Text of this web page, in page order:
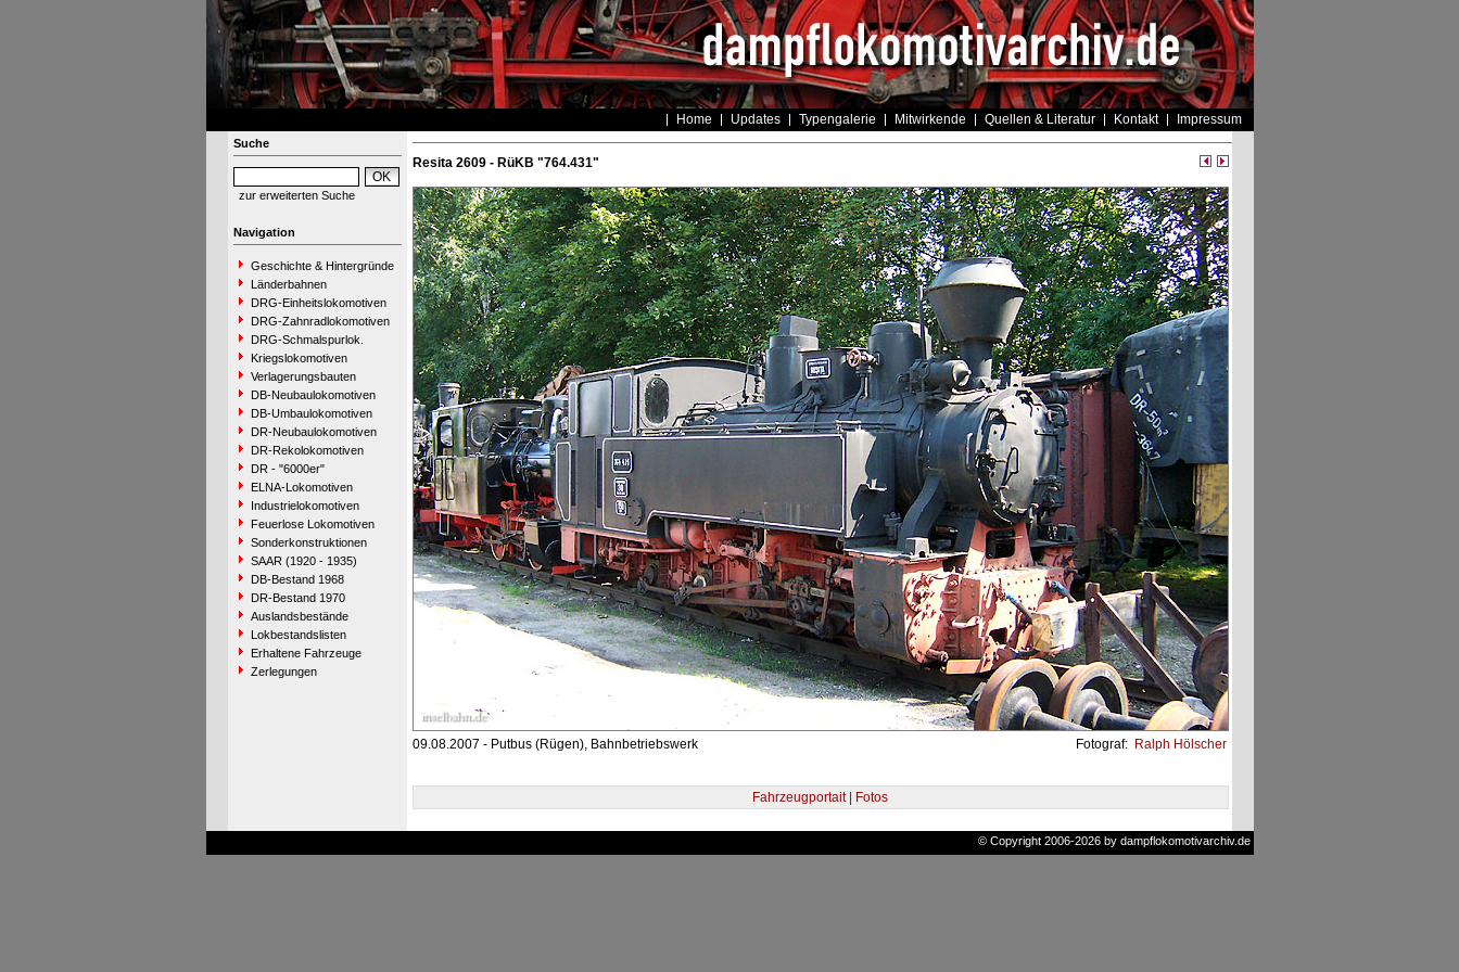
Home Updates Typengalerie Mitwirkende Quellen & Literatur Kontakt Impressum
Suche
zur erweiterten Suche
Navigation
Geschichte & Hintergründe
Länderbahnen
DRG-Einheitslokomotiven
DRG-Zahnradlokomotiven
DRG-Schmalspurlok.
Kriegslokomotiven
Verlagerungsbauten
DB-Neubaulokomotiven
DB-Umbaulokomotiven
DR-Neubaulokomotiven
DR-Rekolokomotiven
DR - "6000er"
ELNA-Lokomotiven
Industrielokomotiven
Feuerlose Lokomotiven
Sonderkonstruktionen
SAAR (1920 - 1935)
DB-Bestand 1968
DR-Bestand 1970
Auslandsbestände
Lokbestandslisten
Erhaltene Fahrzeuge
Zerlegungen
Resita 2609 - RüKB "764.431"
09.08.2007 - Putbus (Rügen), Bahnbetriebswerk Fotograf: Ralph Hölscher
Fahrzeugportait | Fotos
© Copyright 2006-2026 by dampflokomotivarchiv.de